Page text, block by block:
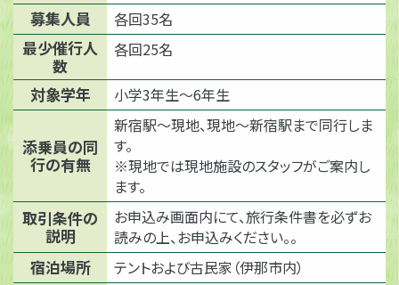
募集人員 各回35名
最少催行人
数
各回25名
対象学年 小学3年生～6年生
添乗員の同
行の有無
新宿駅～現地、現地～新宿駅まで同行しま
す。
※現地では現地施設のスタッフがご案内し
ます。
取引条件の
説明
お申込み画面内にて、旅行条件書を必ずお
読みの上、お申込みください。。
宿泊場所 テントおよび古民家（伊那市内）